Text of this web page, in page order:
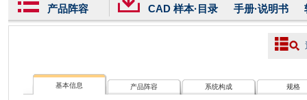
产品阵容 CAD 样本·目录 手册·说明书
基本信息 产品阵容 系统构成 规格